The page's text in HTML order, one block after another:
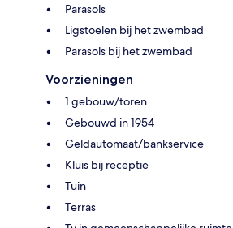
Parasols
Ligstoelen bij het zwembad
Parasols bij het zwembad
Voorzieningen
1 gebouw/toren
Gebouwd in 1954
Geldautomaat/bankservice
Kluis bij receptie
Tuin
Terras